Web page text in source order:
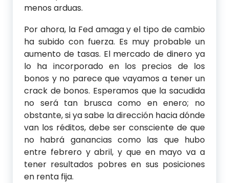
menos arduas.
Por ahora, la Fed amaga y el tipo de cambio
ha subido con fuerza. Es muy probable un
aumento de tasas. El mercado de dinero ya
lo ha incorporado en los precios de los
bonos y no parece que vayamos a tener un
crack de bonos. Esperamos que la sacudida
no será tan brusca como en enero; no
obstante, si ya sabe la dirección hacia dónde
van los réditos, debe ser consciente de que
no habrá ganancias como las que hubo
entre febrero y abril, y que en mayo va a
tener resultados pobres en sus posiciones
en renta fija.